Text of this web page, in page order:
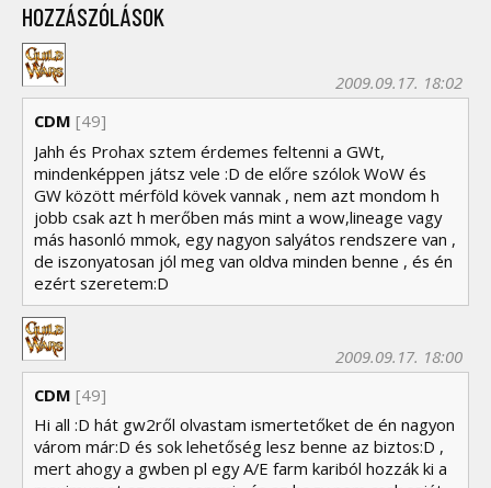
HOZZÁSZÓLÁSOK
CDM
2009.09.17. 18:02
[49]
Jahh és Prohax sztem érdemes feltenni a GWt,
mindenképpen játsz vele :D de előre szólok WoW és
GW között mérföld kövek vannak , nem azt mondom h
jobb csak azt h merőben más mint a wow,lineage vagy
más hasonló mmok, egy nagyon salyátos rendszere van ,
de iszonyatosan jól meg van oldva minden benne , és én
ezért szeretem:D
CDM
2009.09.17. 18:00
[49]
Hi all :D hát gw2ről olvastam ismertetőket de én nagyon
várom már:D és sok lehetőség lesz benne az biztos:D ,
mert ahogy a gwben pl egy A/E farm kariból hozzák ki a